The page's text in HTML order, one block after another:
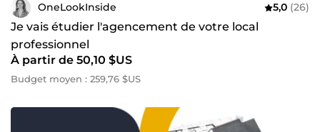
OneLookInside 5,0 (26)
Je vais étudier l'agencement de votre local
professionnel
À partir de 50,10 $US
Budget moyen : 259,76 $US